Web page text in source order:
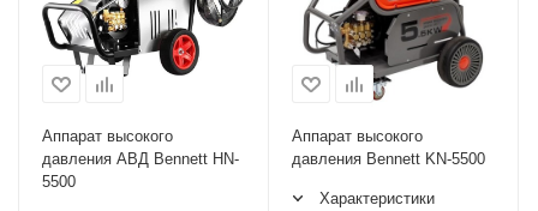
Аппарат высокого
давления АВД Bennett HN-
5500
Аппарат высокого
давления Bennett KN-5500
Характеристики